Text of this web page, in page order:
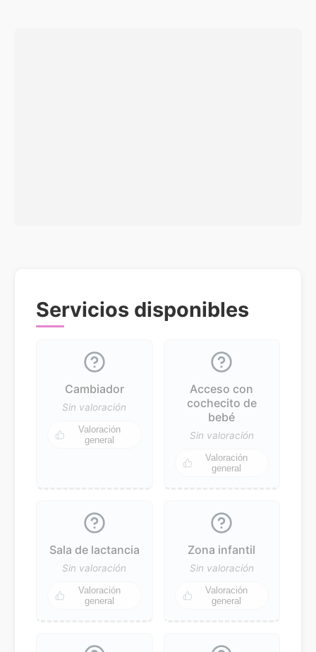
Servicios disponibles
Cambiador
Sin valoración
Valoración
general
Acceso con
cochecito de
bebé
Sin valoración
Valoración
general
Sala de lactancia
Sin valoración
Valoración
general
Zona infantil
Sin valoración
Valoración
general